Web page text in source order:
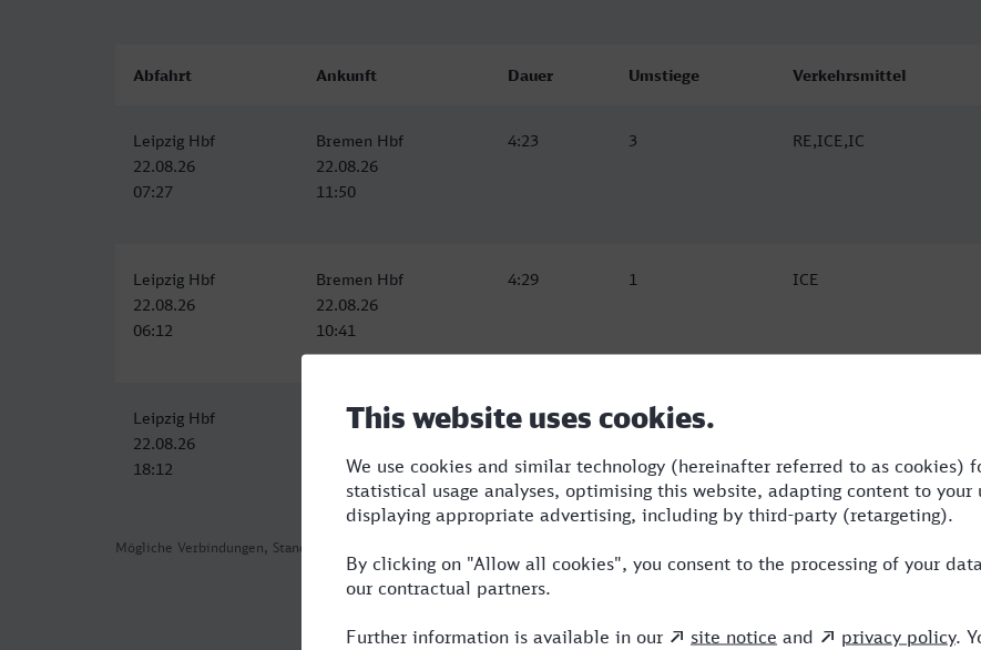
Mögliche Verbindungen, Stand: 2026-08-08 03:21
Abfahrt Ankunft Dauer Umstiege Verkehrsmittel
Leipzig Hbf
22.08.26
07:27
Bremen Hbf
22.08.26
11:50
4:23 3 RE,ICE,IC
Leipzig Hbf
22.08.26
06:12
Bremen Hbf
22.08.26
10:41
4:29 1 ICE
Leipzig Hbf
22.08.26
18:12
Bremen Hbf
22:45
4:33 2